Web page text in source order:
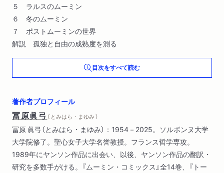
５ ラルスのムーミン
６ 冬のムーミン
７ ポストムーミンの世界
解説 孤独と自由の成熟度を測る
目次をすべて読む
著作者プロフィール
冨原眞弓 （ とみはら・まゆみ ）
冨原 眞弓（とみはら・まゆみ）：1954－2025。ソルボンヌ大学
大学院修了。聖心女子大学名誉教授。フランス哲学専攻。
1989年にヤンソン作品に出会い、以後、ヤンソン作品の翻訳・
研究を多数手がける。『ムーミン・コミックス』全14巻、『トー